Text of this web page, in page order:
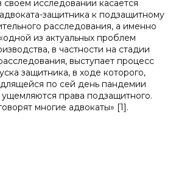
исследовании касается
защитника к подзащитному
расследования, а именно
из актуальных проблем
в частности на стадии
выступает процесс
защитника, в ходе которого,
по сей день пандемии
ущемляются права подзащитного.
многие адвокаты» [1].